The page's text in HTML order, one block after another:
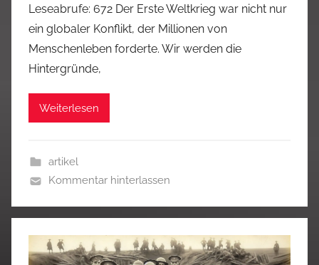
Leseabrufe: 672 Der Erste Weltkrieg war nicht nur
ein globaler Konflikt, der Millionen von
Menschenleben forderte. Wir werden die
Hintergründe,
Weiterlesen
artikel
Kommentar hinterlassen